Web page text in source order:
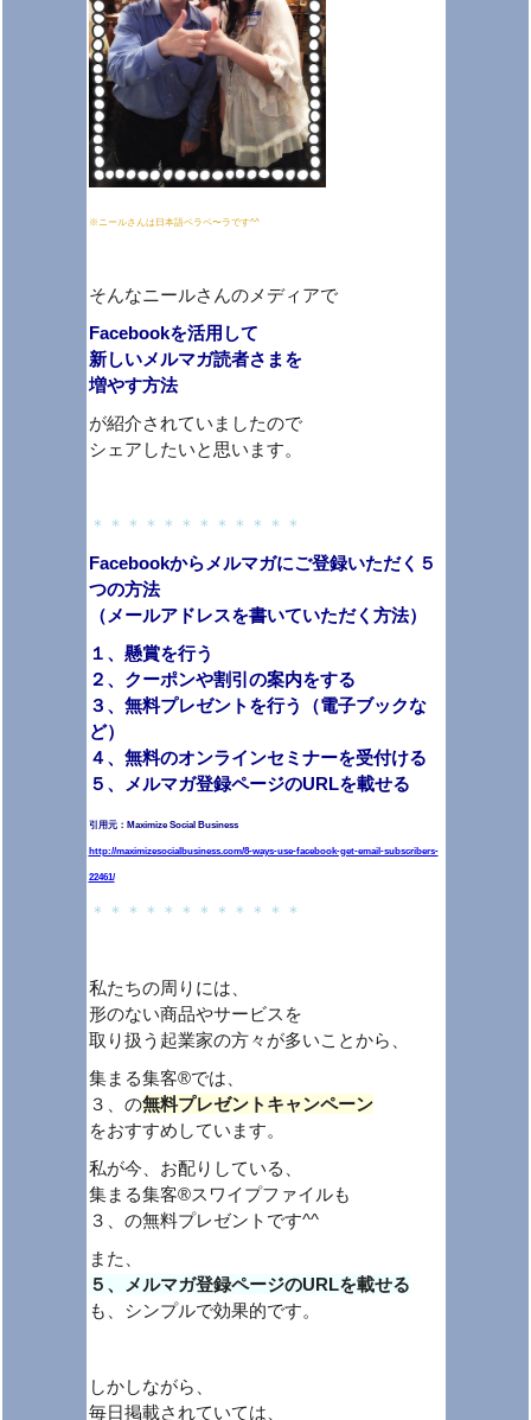
※ニールさんは日本語ペラペ〜ラです^^
そんなニールさんのメディアで
Facebookを活用して
新しいメルマガ読者さまを
増やす方法
が紹介されていましたので
シェアしたいと思います。
＊＊＊＊＊＊＊＊＊＊＊＊
Facebookからメルマガにご登録いただく５
つの方法
（メールアドレスを書いていただく方法）
１、懸賞を行う
２、クーポンや割引の案内をする
３、無料プレゼントを行う（電子ブックな
ど）
４、無料のオンラインセミナーを受付ける
５、メルマガ登録ページのURLを載せる
引用元：Maximize Social Business
http://maximizesocialbusiness.com/8-ways-use-facebook-get-email-subscribers-
22461/
＊＊＊＊＊＊＊＊＊＊＊＊
私たちの周りには、
形のない商品やサービスを
取り扱う起業家の方々が多いことから、
集まる集客®では、
３、の無料プレゼントキャンペーン
をおすすめしています。
私が今、お配りしている、
集まる集客®スワイプファイルも
３、の無料プレゼントです^^
また、
５、メルマガ登録ページのURLを載せる
も、シンプルで効果的です。
しかしながら、
毎日掲載されていては、